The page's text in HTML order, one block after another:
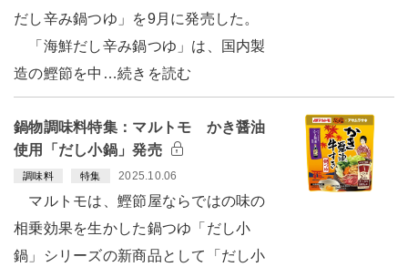
だし辛み鍋つゆ」を9月に発売した。
「海鮮だし辛み鍋つゆ」は、国内製
造の鰹節を中…続きを読む
鍋物調味料特集：マルトモ かき醤油
使用「だし小鍋」発売
調味料 特集 2025.10.06
マルトモは、鰹節屋ならではの味の
相乗効果を生かした鍋つゆ「だし小
鍋」シリーズの新商品として「だし小